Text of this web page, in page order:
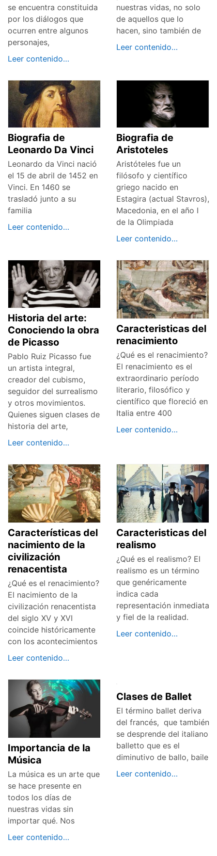
se encuentra constituida
por los diálogos que
ocurren entre algunos
personajes,
Leer contenido…
nuestras vidas, no solo
de aquellos que lo
hacen, sino también de
Leer contenido…
Biografia de
Leonardo Da Vinci
Leonardo da Vinci nació
el 15 de abril de 1452 en
Vinci. En 1460 se
trasladó junto a su
familia
Leer contenido…
Biografia de
Aristoteles
Aristóteles fue un
filósofo y científico
griego nacido en
Estagira (actual Stavros),
Macedonia, en el año I
de la Olimpiada
Leer contenido…
Historia del arte:
Conociendo la obra
de Picasso
Pablo Ruiz Picasso fue
un artista integral,
creador del cubismo,
seguidor del surrealismo
y otros movimientos.
Quienes siguen clases de
historia del arte,
Leer contenido…
Caracteristicas del
renacimiento
¿Qué es el renacimiento?
El renacimiento es el
extraordinario período
literario, filosófico y
científico que floreció en
Italia entre 400
Leer contenido…
Características del
nacimiento de la
civilización
renacentista
¿Qué es el renacimiento?
El nacimiento de la
civilización renacentista
del siglo XV y XVI
coincide históricamente
con los acontecimientos
Leer contenido…
Caracteristicas del
realismo
¿Qué es el realismo? El
realismo es un término
que genéricamente
indica cada
representación inmediata
y fiel de la realidad.
Leer contenido…
Importancia de la
Música
La música es un arte que
se hace presente en
todos los días de
nuestras vidas sin
importar qué. Nos
Leer contenido…
Clases de Ballet
El término ballet deriva
del francés, que también
se desprende del italiano
balletto que es el
diminutivo de ballo, baile
Leer contenido…